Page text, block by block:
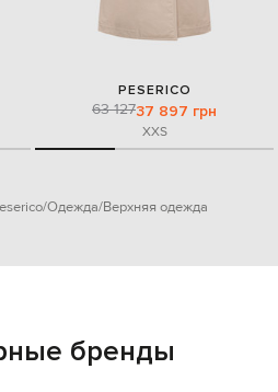
PESERICO
63 12737 897 грн
XXS
Одежда Верхняя одежда
бренды